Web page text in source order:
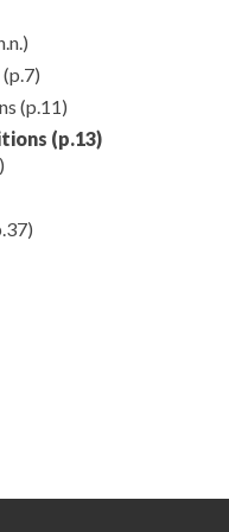
(p.7)
(p.11)
(p.13)